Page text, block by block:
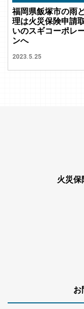
福岡県飯塚市の雨
理は火災保険申請
いのスギコーポレ
ンへ
2023.5.25
火災保
お